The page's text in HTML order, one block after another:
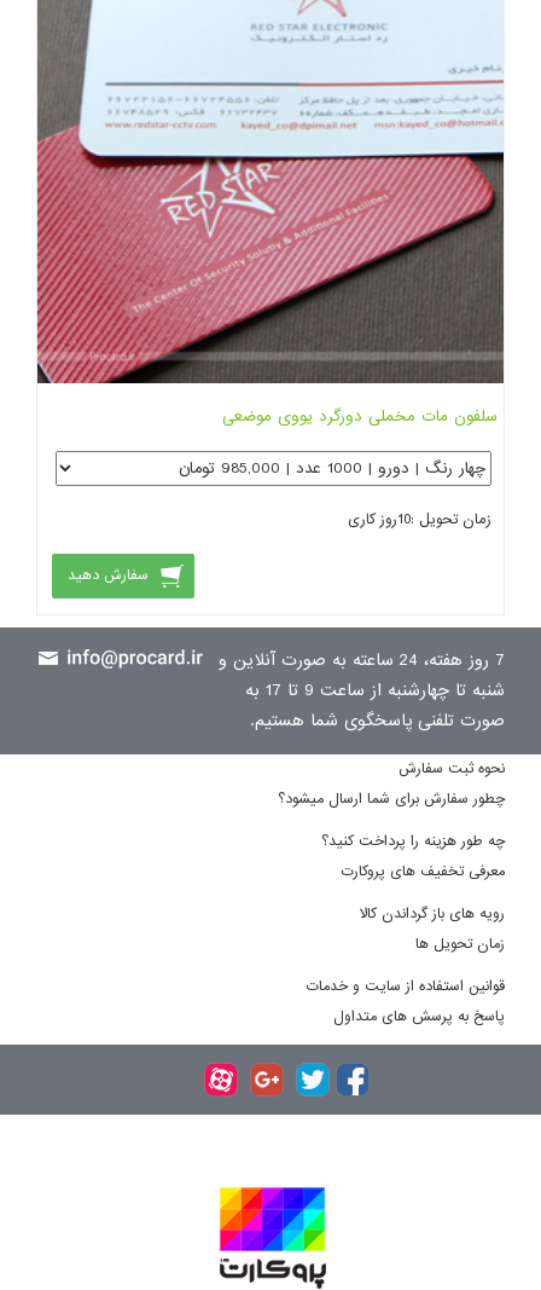
سلفون مات مخملی دورگرد یووی موضعی
زمان تحویل :10روز کاری
سفارش دهید
7 روز هفته، 24 ساعته به صورت آنلاین و
شنبه تا چهارشنبه از ساعت 9 تا 17 به
صورت تلفنی پاسخگوی شما هستیم.
نحوه ثبت سفارش
چطور سفارش برای شما ارسال میشود؟
چه طور هزینه را پرداخت کنید؟
معرفی تخفیف های پروکارت
رویه های باز گرداندن کالا
زمان تحویل ها
قوانین استفاده از سایت و خدمات
پاسخ به پرسش های متداول